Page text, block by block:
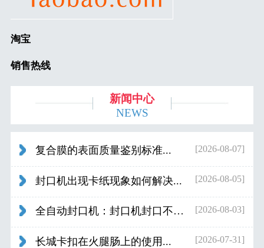
淘宝
销售热线
新闻中心
NEWS
复合膜的表面质量鉴别标准... [2026-08-07]
封口机出现卡纸现象如何解决... [2026-08-05]
全自动封口机：封口机封口不好应检查什... [2026-08-03]
长城卡扣在火腿肠上的使用... [2026-07-31]